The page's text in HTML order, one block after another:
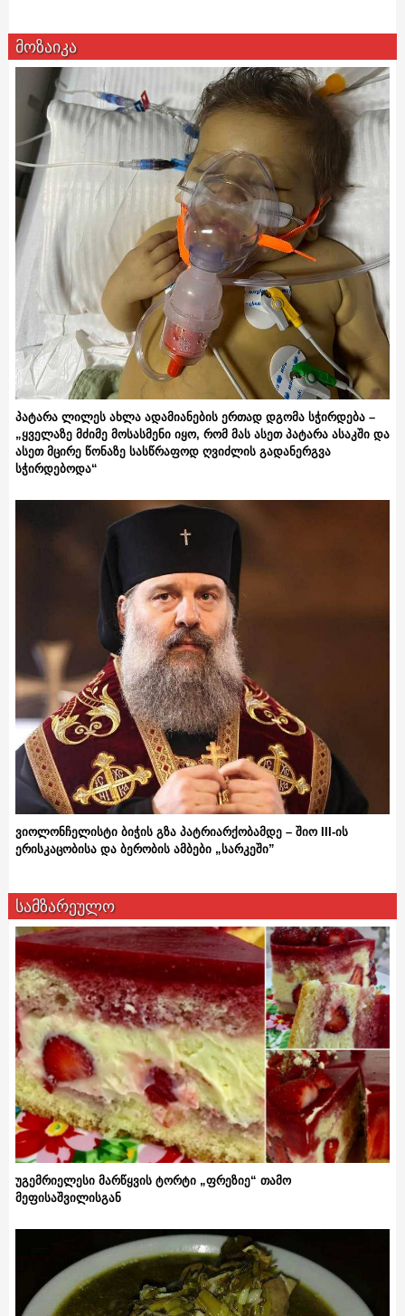
მოზაიკა
პატარა ლილეს ახლა ადამიანების ერთად დგომა სჭირდება –
„ყველაზე მძიმე მოსასმენი იყო, რომ მას ასეთ პატარა ასაკში და
ასეთ მცირე წონაზე სასწრაფოდ ღვიძლის გადანერგვა
სჭირდებოდა“
ვიოლონჩელისტი ბიჭის გზა პატრიარქობამდე – შიო III-ის
ერისკაცობისა და ბერობის ამბები „სარკეში”
სამზარეულო
უგემრიელესი მარწყვის ტორტი „ფრეზიე“ თამო
მეფისაშვილისგან